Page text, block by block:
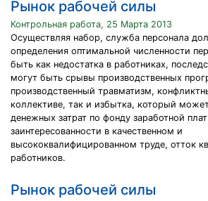
Рынок рабочей силы
Контрольная работа, 25 Марта 2013
Осуществляя набор, служба персонала
определения оптимальной численности
быть как недостатка в работниках,
могут быть срывы производственных
производственный травматизм,
коллективе, так и избытка, который
денежных затрат по фонду заработной
заинтересованности в качественном и
высококвалифицированном труде, отток
работников.
Рынок рабочей силы